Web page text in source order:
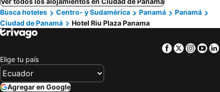
Busca hoteles
Centro- y Sudamérica Panamá
Panamá
Ciudad de Panamá
Hotel Riu Plaza Panama
Facebook
Twitter
Elige tu país
Agregar en Google